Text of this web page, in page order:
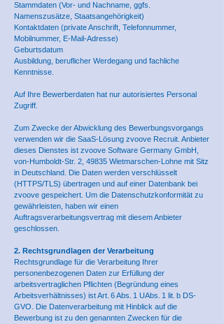
Stammdaten (Vor- und Nachname, ggfs.
Namenszusätze, Staatsangehörigkeit)
Kontaktdaten (private Anschrift, Telefonnummer,
Mobilnummer, E-Mail-Adresse)
Geburtsdatum
Ausbildung, beruflicher Werdegang und fachliche
Kenntnisse.
Auf Ihre Bewerberdaten hat nur autorisiertes Personal
Zugriff.
Zum Zwecke der Abwicklung des Bewerbungsvorgangs
verwenden wir die SaaS-Lösung zvoove Recruit. Anbieter
dieses Dienstes ist zvoove Software Germany GmbH,
von-Humboldt-Str. 2, 49835 Wietmarschen-Lohne mit Sitz
in Deutschland. Die Daten werden verschlüsselt
(HTTPS/TLS) übertragen und auf einer Datenbank bei
zvoove gespeichert. Um die Datenschutzkonformität zu
gewährleisten, haben wir einen
Auftragsverarbeitungsvertrag mit diesem Anbieter
geschlossen.
2. Rechtsgrundlagen der Verarbeitung
Rechtsgrundlage für die Verarbeitung Ihrer
personenbezogenen Daten zur Erfüllung der
arbeitsvertraglichen Pflichten (Begründung eines
Arbeitsverhältnisses) ist Art. 6 Abs. 1 UAbs. 1 lit. b DS-
GVO. Die Datenverarbeitung mit Hinblick auf die
Bewerbung ist zu den genannten Zwecken für die